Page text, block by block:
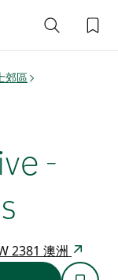
郊區
-
2381 澳洲